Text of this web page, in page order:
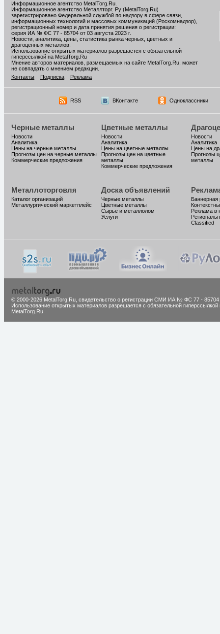
Информационное агентство MetalTorg.Ru
Информационное агентство Металлторг. Ру (MetalTorg.Ru)
зарегистрировано Федеральной службой по надзору в сфере связи,
информационных технологий и массовых коммуникаций (Роскомнадзор),
регистрационный номер и дата принятия решения о регистрации:
серия ИА № ФС 77 - 85704 от 03 августа 2023 г.
Новости, аналитика, цены, статистика рынка черных, цветных и
драгоценных металлов.
Использование открытых материалов разрешается с обязательной
гиперссылкой на MetalTorg.Ru
Мнение авторов материалов, размещаемых на сайте MetalTorg.Ru, может
не совпадать с мнением редакции.
Контакты
Подписка Реклама
RSS ВКонтакте Одноклассники
Черные металлы
Новости
Аналитика
Цены на черные металлы
Прогнозы цен на черные металлы
Коммерческие предложения
Цветные металлы
Новости
Аналитика
Цены на цветные металлы
Прогнозы цен на цветные
металлы
Коммерческие предложения
Новости
Аналитика
Цены на
Прогнозы
металлы
Металлоторговля
Каталог организаций
Металлургический маркетплейс
Доска объявлений
Черные металлы
Цветные металлы
Сырье и металлолом
Услуги
Баннерная
Реклама в
Classified
© 2000-2026 MetalTorg.Ru, cвидетельство о регистрации СМИ ИА № ФС 77 - 85704
Использование открытых материалов разрешается с обязательной гиперссылкой
MetalTorg.Ru